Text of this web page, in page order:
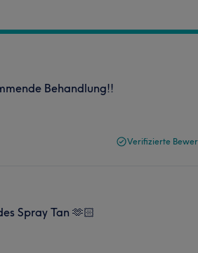
Behandlung!!
Verifizierte
Spray Tan 🫶🏻